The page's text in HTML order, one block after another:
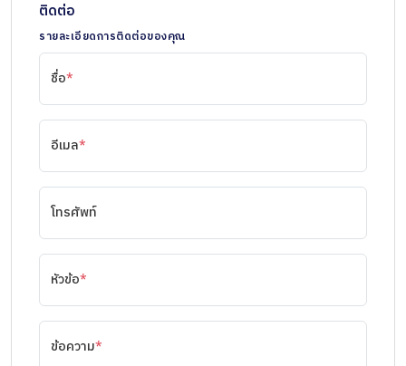
ติดต่อ
รายละเอียดการติดต่อของคุณ
ชื่อ*
อีเมล*
โทรศัพท์
หัวข้อ*
ข้อความ*